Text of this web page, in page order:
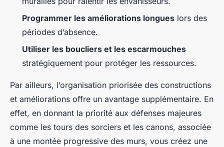
Programmer les améliorations longues lors des
périodes d’absence.
Utiliser les boucliers et les escarmouches
stratégiquement pour protéger les ressources.
Par ailleurs, l’organisation priorisée des constructions
et améliorations offre un avantage supplémentaire. En
effet, en donnant la priorité aux défenses majeures
comme les tours des sorciers et les canons, associée
à une montée progressive des murs, vous créez une